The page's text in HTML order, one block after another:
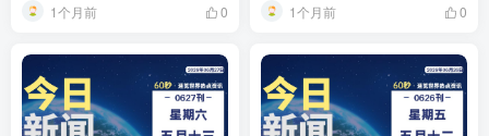
1个月前 0 1个月前 0